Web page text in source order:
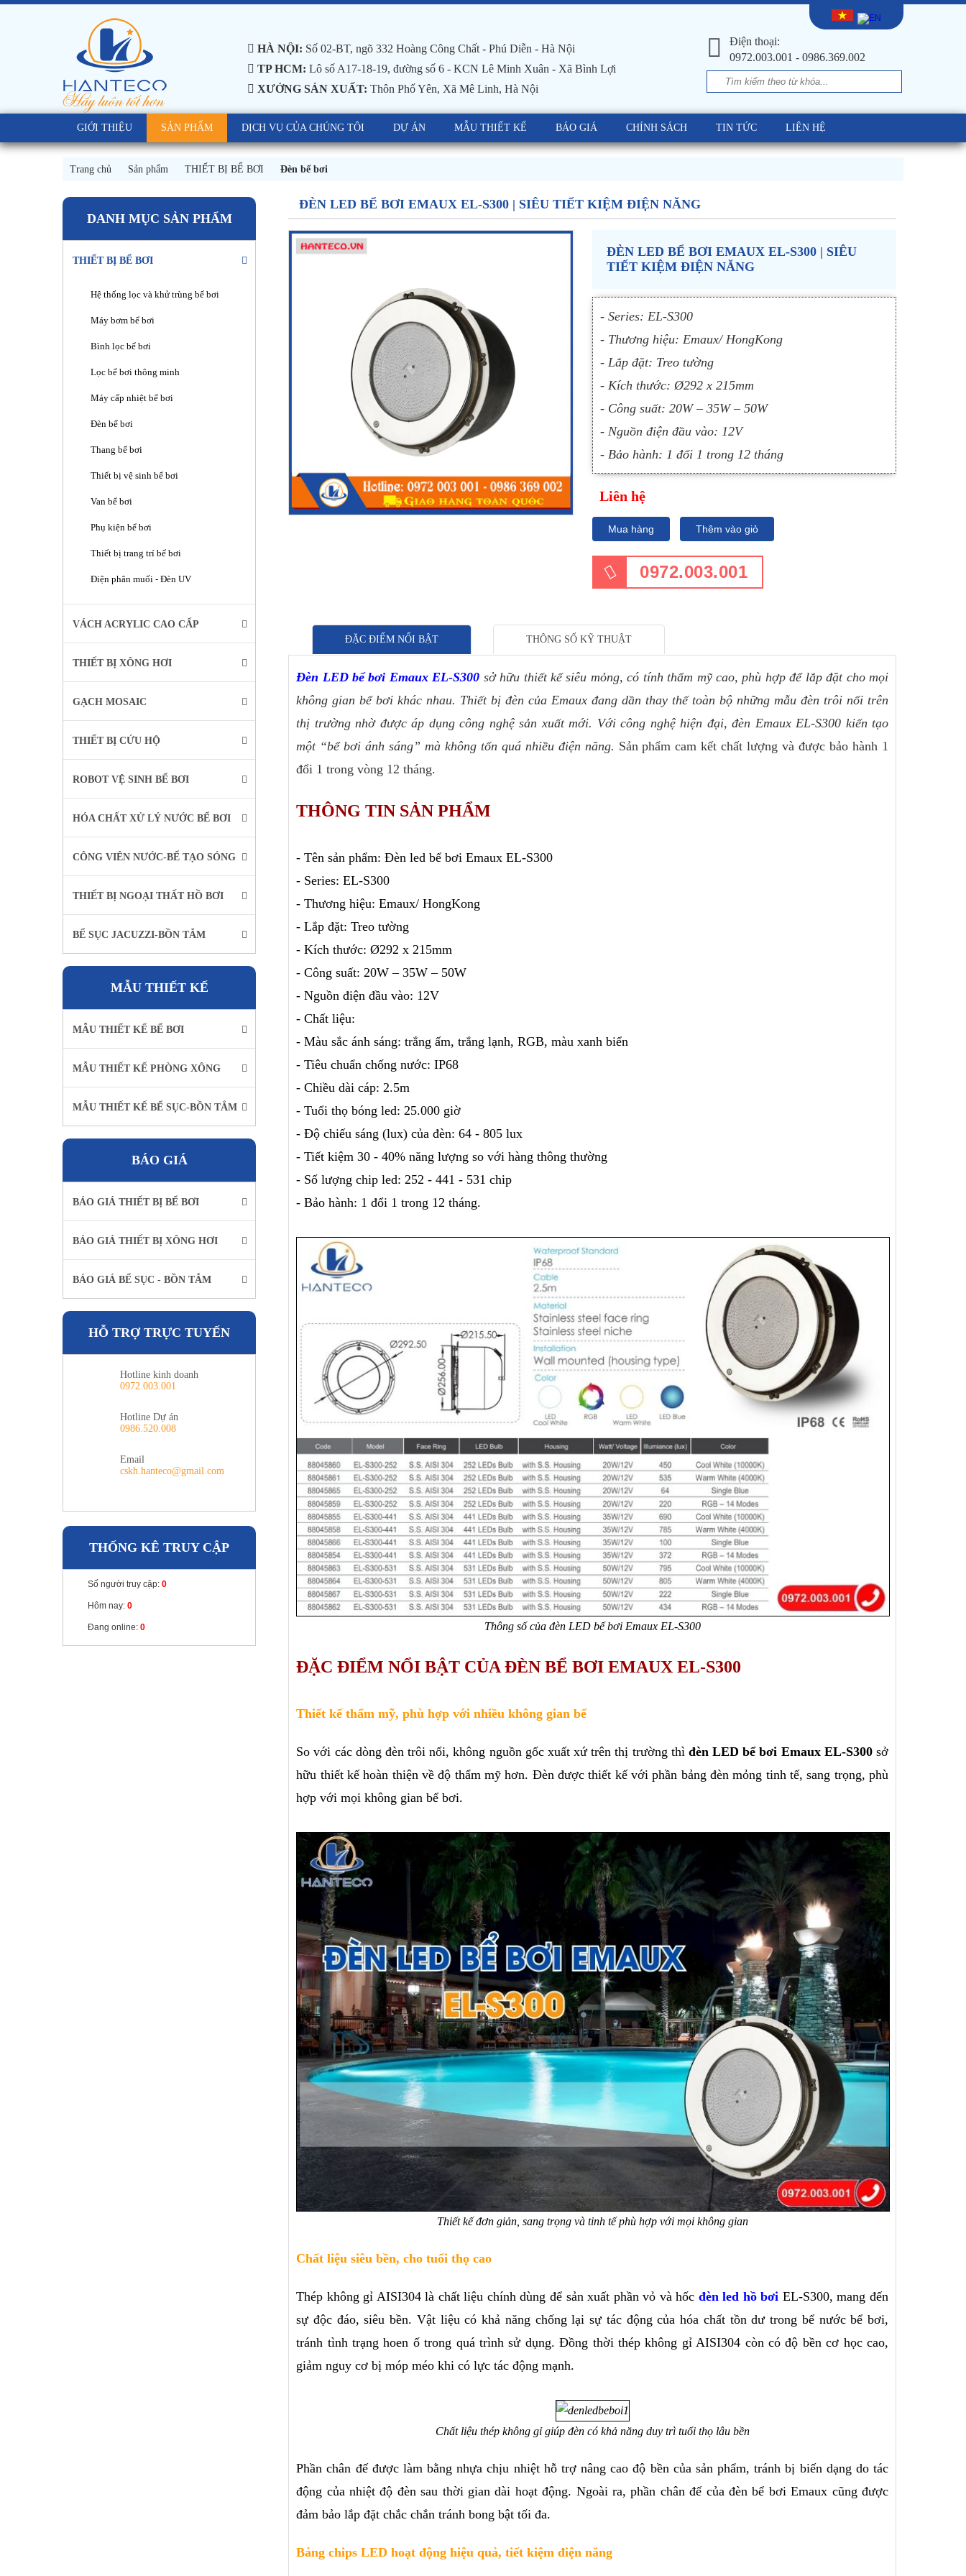
HÀ NỘI: Số 02-BT, ngõ 332 Hoàng Công Chất - Phú Diễn - Hà Nội
TP HCM: Lô số A17-18-19, đường số 6 - KCN Lê Minh Xuân - Xã Bình Lợi
XƯỞNG SẢN XUẤT: Thôn Phố Yên, Xã Mê Linh, Hà Nội
Điện thoại:
0972.003.001 - 0986.369.002
GIỚI THIỆU SẢN PHẨM DỊCH VỤ CỦA CHÚNG TÔI DỰ ÁN MẪU THIẾT KẾ BÁO GIÁ CHÍNH SÁCH TIN TỨC LIÊN HỆ
Trang chủ Sản phẩm THIẾT BỊ BỂ BƠI Đèn bể bơi
DANH MỤC SẢN PHẨM
THIẾT BỊ BỂ BƠI
Hệ thống lọc và khử trùng bể bơi
Máy bơm bể bơi
Bình lọc bể bơi
Lọc bể bơi thông minh
Máy cấp nhiệt bể bơi
Đèn bể bơi
Thang bể bơi
Thiết bị vệ sinh bể bơi
Van bể bơi
Phụ kiện bể bơi
Thiết bị trang trí bể bơi
Điện phân muối - Đèn UV
VÁCH ACRYLIC CAO CẤP
THIẾT BỊ XÔNG HƠI
GẠCH MOSAIC
THIẾT BỊ CỨU HỘ
ROBOT VỆ SINH BỂ BƠI
HÓA CHẤT XỬ LÝ NƯỚC BỂ BƠI
CÔNG VIÊN NƯỚC-BỂ TẠO SÓNG
THIẾT BỊ NGOẠI THẤT HỒ BƠI
BỂ SỤC JACUZZI-BỒN TẮM
MẪU THIẾT KẾ
MẪU THIẾT KẾ BỂ BƠI
MẪU THIẾT KẾ PHÒNG XÔNG
MẪU THIẾT KẾ BỂ SỤC-BỒN TẮM
BÁO GIÁ
BÁO GIÁ THIẾT BỊ BỂ BƠI
BÁO GIÁ THIẾT BỊ XÔNG HƠI
BÁO GIÁ BỂ SỤC - BỒN TẮM
HỖ TRỢ TRỰC TUYẾN
Hotline kinh doanh
0972.003.001
Hotline Dự án
0986.520.008
Email
cskh.hanteco@gmail.com
THỐNG KÊ TRUY CẬP
Số người truy cập: 0
Hôm nay: 0
Đang online: 0
ĐÈN LED BỂ BƠI EMAUX EL-S300 | SIÊU TIẾT KIỆM ĐIỆN NĂNG
ĐÈN LED BỂ BƠI EMAUX EL-S300 | SIÊU
TIẾT KIỆM ĐIỆN NĂNG
- Series: EL-S300
- Thương hiệu: Emaux/ HongKong
- Lắp đặt: Treo tường
- Kích thước: Ø292 x 215mm
- Công suất: 20W – 35W – 50W
- Nguồn điện đầu vào: 12V
- Bảo hành: 1 đổi 1 trong 12 tháng
Liên hệ
Mua hàng Thêm vào giỏ
0972.003.001
ĐẶC ĐIỂM NỔI BẬT THÔNG SỐ KỸ THUẬT
Đèn LED bể bơi Emaux EL-S300 sở hữu thiết kế siêu mỏng, có tính thẩm mỹ cao, phù hợp để lắp đặt cho mọi
không gian bể bơi khác nhau. Thiết bị đèn của Emaux đang dần thay thế toàn bộ những mẫu đèn trôi nổi trên
thị trường nhờ được áp dụng công nghệ sản xuất mới. Với công nghệ hiện đại, đèn Emaux EL-S300 kiến tạo
một “bể bơi ánh sáng” mà không tốn quá nhiều điện năng. Sản phẩm cam kết chất lượng và được bảo hành 1
đổi 1 trong vòng 12 tháng.
THÔNG TIN SẢN PHẨM
- Tên sản phẩm: Đèn led bể bơi Emaux EL-S300
- Series: EL-S300
- Thương hiệu: Emaux/ HongKong
- Lắp đặt: Treo tường
- Kích thước: Ø292 x 215mm
- Công suất: 20W – 35W – 50W
- Nguồn điện đầu vào: 12V
- Chất liệu:
- Màu sắc ánh sáng: trắng ấm, trắng lạnh, RGB, màu xanh biển
- Tiêu chuẩn chống nước: IP68
- Chiều dài cáp: 2.5m
- Tuổi thọ bóng led: 25.000 giờ
- Độ chiếu sáng (lux) của đèn: 64 - 805 lux
- Tiết kiệm 30 - 40% năng lượng so với hàng thông thường
- Số lượng chip led: 252 - 441 - 531 chip
- Bảo hành: 1 đổi 1 trong 12 tháng.
Thông số của đèn LED bể bơi Emaux EL-S300
ĐẶC ĐIỂM NỔI BẬT CỦA ĐÈN BỂ BƠI EMAUX EL-S300
Thiết kế thẩm mỹ, phù hợp với nhiều không gian bể
So với các dòng đèn trôi nổi, không nguồn gốc xuất xứ trên thị trường thì đèn LED bể bơi Emaux EL-S300 sở
hữu thiết kế hoàn thiện về độ thẩm mỹ hơn. Đèn được thiết kế với phần bảng đèn mỏng tinh tế, sang trọng, phù
hợp với mọi không gian bể bơi.
Thiết kế đơn giản, sang trọng và tinh tế phù hợp với mọi không gian
Chất liệu siêu bền, cho tuổi thọ cao
Thép không gỉ AISI304 là chất liệu chính dùng để sản xuất phần vỏ và hốc đèn led hồ bơi EL-S300, mang đến
sự độc đáo, siêu bền. Vật liệu có khả năng chống lại sự tác động của hóa chất tồn dư trong bể nước bể bơi,
tránh tình trạng hoen ố trong quá trình sử dụng. Đồng thời thép không gỉ AISI304 còn có độ bền cơ học cao,
giảm nguy cơ bị móp méo khi có lực tác động mạnh.
Chất liệu thép không gỉ giúp đèn có khả năng duy trì tuổi thọ lâu bền
Phần chân đế được làm bằng nhựa chịu nhiệt hỗ trợ nâng cao độ bền của sản phẩm, tránh bị biến dạng do tác
động của nhiệt độ đèn sau thời gian dài hoạt động. Ngoài ra, phần chân đế của đèn bể bơi Emaux cũng được
đảm bảo lắp đặt chắc chắn tránh bong bật tối đa.
Bảng chips LED hoạt động hiệu quả, tiết kiệm điện năng